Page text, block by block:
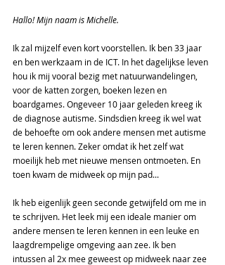
Hallo! Mijn naam is Michelle.
Ik zal mijzelf even kort voorstellen. Ik ben 33 jaar
en ben werkzaam in de ICT. In het dagelijkse leven
hou ik mij vooral bezig met natuurwandelingen,
voor de katten zorgen, boeken lezen en
boardgames. Ongeveer 10 jaar geleden kreeg ik
de diagnose autisme. Sindsdien kreeg ik wel wat
de behoefte om ook andere mensen met autisme
te leren kennen. Zeker omdat ik het zelf wat
moeilijk heb met nieuwe mensen ontmoeten. En
toen kwam de midweek op mijn pad...
Ik heb eigenlijk geen seconde getwijfeld om me in
te schrijven. Het leek mij een ideale manier om
andere mensen te leren kennen in een leuke en
laagdrempelige omgeving aan zee. Ik ben
intussen al 2x mee geweest op midweek naar zee